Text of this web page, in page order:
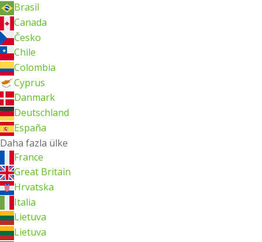
Brasil
Canada
Česko
Chile
Colombia
Cyprus
Danmark
Deutschland
España
Daha fazla ülke
France
Great Britain
Hrvatska
Italia
Lietuva
Lietuva